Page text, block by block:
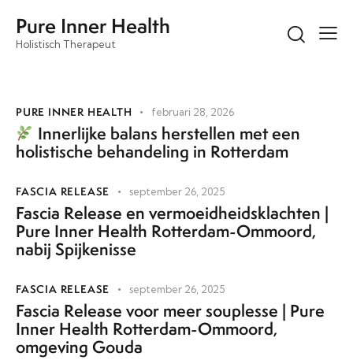
Pure Inner Health
Holistisch Therapeut
PURE INNER HEALTH februari 28, 2026
Innerlijke balans herstellen met een
holistische behandeling in Rotterdam
FASCIA RELEASE september 26, 2025
Fascia Release en vermoeidheidsklachten |
Pure Inner Health Rotterdam-Ommoord,
nabij Spijkenisse
FASCIA RELEASE september 26, 2025
Fascia Release voor meer souplesse | Pure
Inner Health Rotterdam-Ommoord,
omgeving Gouda